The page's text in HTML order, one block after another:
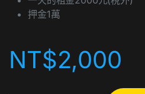
押金1萬
NT$2,000